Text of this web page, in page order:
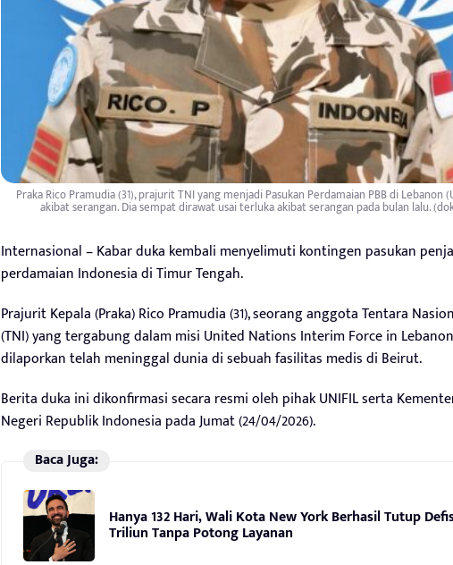
Praka Rico Pramudia (31), prajurit TNI yang menjadi Pasukan Perdamaian PBB di Lebanon
akibat serangan. Dia sempat dirawat usai terluka akibat serangan pada bulan lalu.
Internasional – Kabar duka kembali menyelimuti kontingen pasukan
perdamaian Indonesia di Timur Tengah.
Prajurit Kepala (Praka) Rico Pramudia (31), seorang anggota Tentara
(TNI) yang tergabung dalam misi United Nations Interim Force in Lebanon
dilaporkan telah meninggal dunia di sebuah fasilitas medis di Beirut.
Berita duka ini dikonfirmasi secara resmi oleh pihak UNIFIL serta
Negeri Republik Indonesia pada Jumat (24/04/2026).
Baca Juga:
Hanya 132 Hari, Wali Kota New York Berhasil Tutup
Triliun Tanpa Potong Layanan